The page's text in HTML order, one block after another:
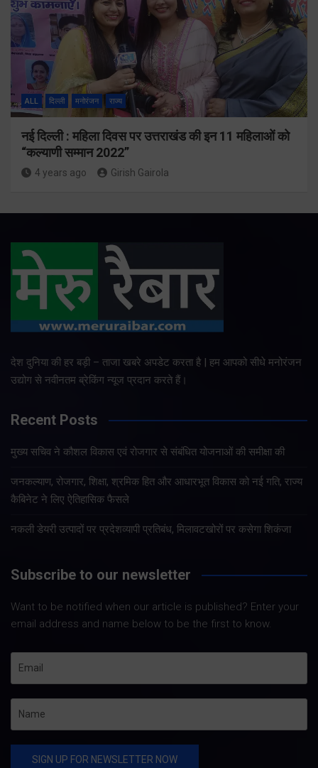
ALL दिल्ली मनोरंजन राज्य
नई दिल्ली : महिला दिवस पर उत्तराखंड की इन 11 महिलाओं को
“कल्याणी सम्मान 2022”
4 years ago Girish Gairola
देश दुनिया की हर बड़ी – ताजा खबरे अपडेट करता है | हम आपको सीधे मनोरंजन
उद्योग से नवीनतम ब्रेकिंग न्यूज प्रदान करते हैं।
Recent Posts
मुख्य सचिव ने कौशल विकास एवं रोजगार से संबंधित योजनाओं की समीक्षा की
जनकल्याण, रोजगार, शिक्षा, श्रमिक हित और आधारभूत विकास को नई गति, राज्य
कैबिनेट ने लिए ऐतिहासिक फैसले
नकली डेयरी उत्पादों पर प्रदेशव्यापी प्रतिबंध, मिलावटखोरों पर कसेगा शिकंजा
Subscribe to our newsletter
Want to be notified when our article is published? Enter your
email address and name below to be the first to know.